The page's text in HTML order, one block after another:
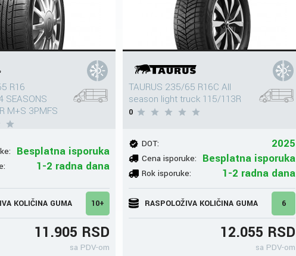
R16
SEASONS
M+S 3PMFS
Besplatna isporuka
1-2 radna dana
KOLIČINA GUMA 10+
11.905 RSD
sa PDV-om
TAURUS 235/65 R16C All
season light truck 115/113R
0
DOT: 2025
Cena isporuke: Besplatna isporuka
Rok isporuke: 1-2 radna dana
RASPOLOŽIVA KOLIČINA GUMA 6
12.055 RSD
sa PDV-om